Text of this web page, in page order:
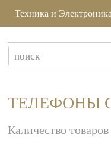
Техника и Электроника
ТЕЛЕФОНЫ
Каличество